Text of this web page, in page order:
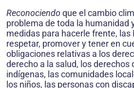
Reconociendoque el cambio
problema de toda la humanidad
medidas para hacerle frente, las
respetar, promover y tener en
obligaciones relativas a los
derecho a la salud, los derechos
indígenas, las comunidades
los niños, las personas con